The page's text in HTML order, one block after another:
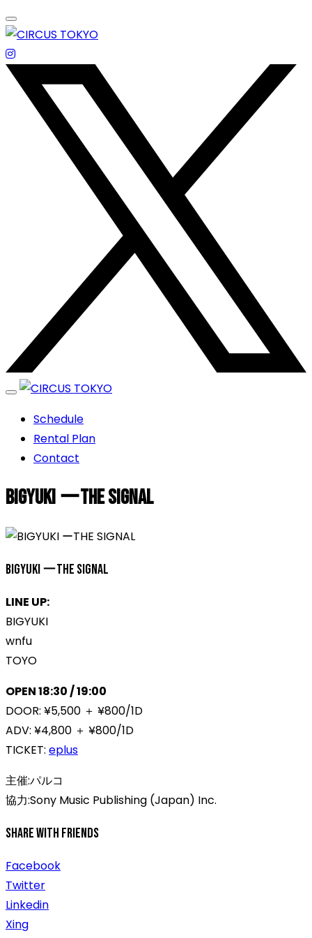
Skip
to
content
エンターテイメントスペース
CIRCUS TOKYO
エンターテイメントスペース
Schedule
Rental Plan
Contact
BIGYUKI ーTHE SIGNAL
BIGYUKI ーTHE SIGNAL
LINE UP:
BIGYUKI
wnfu
TOYO
OPEN 18:30 / 19:00
DOOR: ¥5,500 ＋ ¥800/1D
ADV: ¥4,800 ＋ ¥800/1D
TICKET: eplus
主催:パルコ
協力:Sony Music Publishing (Japan) Inc.
Share With Friends
Facebook
Twitter
Linkedin
Xing